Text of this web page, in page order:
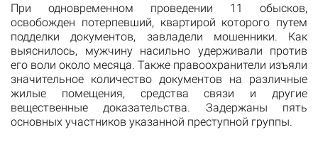
При одновременном проведении 11 обысков,
освобожден потерпевший, квартирой которого путем
подделки документов, завладели мошенники. Как
выяснилось, мужчину насильно удерживали против
его воли около месяца. Также правоохранители изъяли
значительное количество документов на различные
жилые помещения, средства связи и другие
вещественные доказательства. Задержаны пять
основных участников указанной преступной группы.